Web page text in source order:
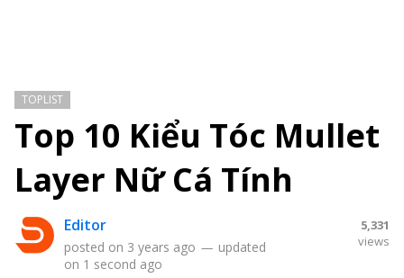
TOPLIST
Top 10 Kiểu Tóc Mullet
Layer Nữ Cá Tính
Editor
posted on 3 years ago — updated
on 1 second ago
5,331
views